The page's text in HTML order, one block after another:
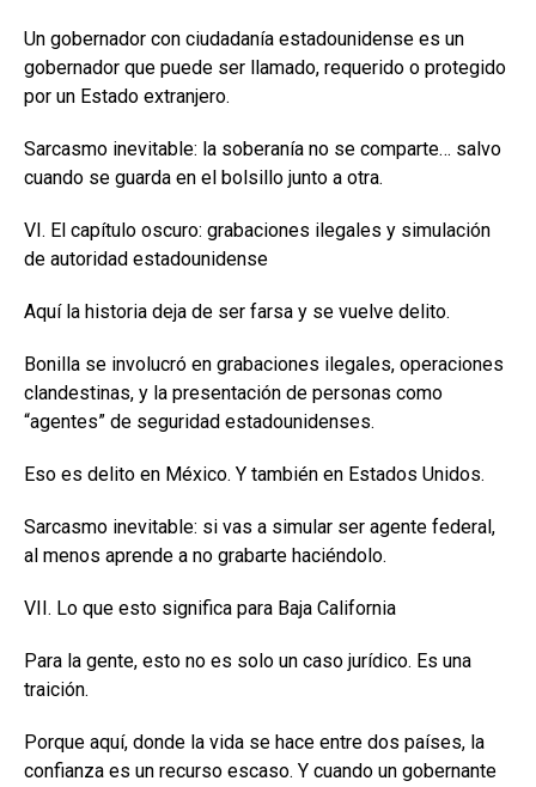
Un gobernador con ciudadanía estadounidense es un
gobernador que puede ser llamado, requerido o protegido
por un Estado extranjero.
Sarcasmo inevitable: la soberanía no se comparte… salvo
cuando se guarda en el bolsillo junto a otra.
VI. El capítulo oscuro: grabaciones ilegales y simulación
de autoridad estadounidense
Aquí la historia deja de ser farsa y se vuelve delito.
Bonilla se involucró en grabaciones ilegales, operaciones
clandestinas, y la presentación de personas como
“agentes” de seguridad estadounidenses.
Eso es delito en México. Y también en Estados Unidos.
Sarcasmo inevitable: si vas a simular ser agente federal,
al menos aprende a no grabarte haciéndolo.
VII. Lo que esto significa para Baja California
Para la gente, esto no es solo un caso jurídico. Es una
traición.
Porque aquí, donde la vida se hace entre dos países, la
confianza es un recurso escaso. Y cuando un gobernante